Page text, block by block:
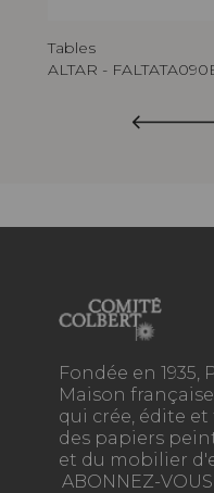
Tables
ALTAR -
Fondée en 1935,
Maison
qui crée, édite
des papiers
et du mobilier
ABONNEZ-